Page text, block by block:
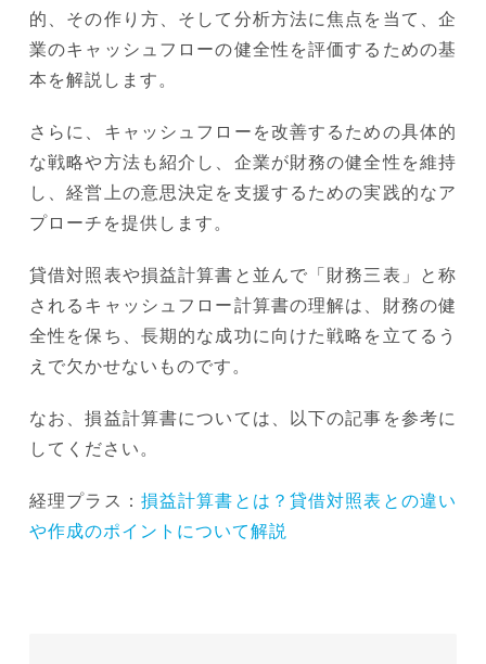
的、その作り方、そして分析方法に焦点を当て、企
業のキャッシュフローの健全性を評価するための基
本を解説します。
さらに、キャッシュフローを改善するための具体的
な戦略や方法も紹介し、企業が財務の健全性を維持
し、経営上の意思決定を支援するための実践的なア
プローチを提供します。
貸借対照表や損益計算書と並んで「財務三表」と称
されるキャッシュフロー計算書の理解は、財務の健
全性を保ち、長期的な成功に向けた戦略を立てるう
えで欠かせないものです。
なお、損益計算書については、以下の記事を参考に
してください。
経理プラス： 損益計算書とは？貸借対照表との違い
や作成のポイントについて解説